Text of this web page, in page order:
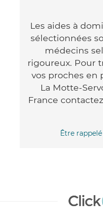
Les aides à
sélectionnées
médecins
rigoureux. Pour
vos proches en
La Motte-
France
Être